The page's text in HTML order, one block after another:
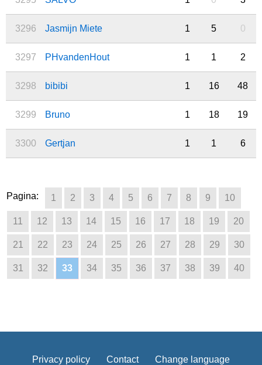
3296 Jasmijn Miete 1 5 0
3297 PHvandenHout 1 1 2
3298 bibibi 1 16 48
3299 Bruno 1 18 19
3300 Gertjan 1 1 6
Pagina: 1 2 3 4 5 6 7 8 9 10
11 12 13 14 15 16 17 18 19 20
21 22 23 24 25 26 27 28 29 30
31 32 33 34 35 36 37 38 39 40
Privacy policy Contact Change language